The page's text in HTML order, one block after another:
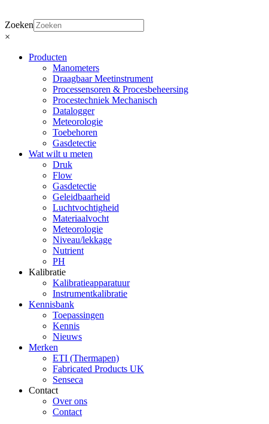
Zoeken
×
Producten
Manometers
Draagbaar Meetinstrument
Processensoren & Procesbeheersing
Procestechniek Mechanisch
Datalogger
Meteorologie
Toebehoren
Gasdetectie
Wat wilt u meten
Druk
Flow
Gasdetectie
Geleidbaarheid
Luchtvochtigheid
Materiaalvocht
Meteorologie
Niveau/lekkage
Nutrient
PH
Kalibratie
Kalibratieapparatuur
Instrumentkalibratie
Kennisbank
Toepassingen
Kennis
Nieuws
Merken
ETI (Thermapen)
Fabricated Products UK
Senseca
Contact
Over ons
Contact